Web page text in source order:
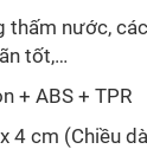
thấm nước,
tốt,…
+ ABS + TPR
4 cm (Chiều